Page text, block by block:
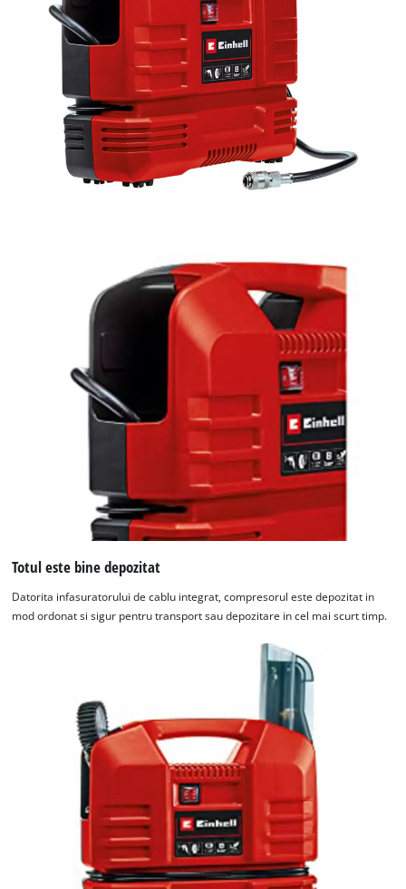
Totul este bine depozitat
Datorita infasuratorului de cablu integrat, compresorul este depozitat in
mod ordonat si sigur pentru transport sau depozitare in cel mai scurt timp.